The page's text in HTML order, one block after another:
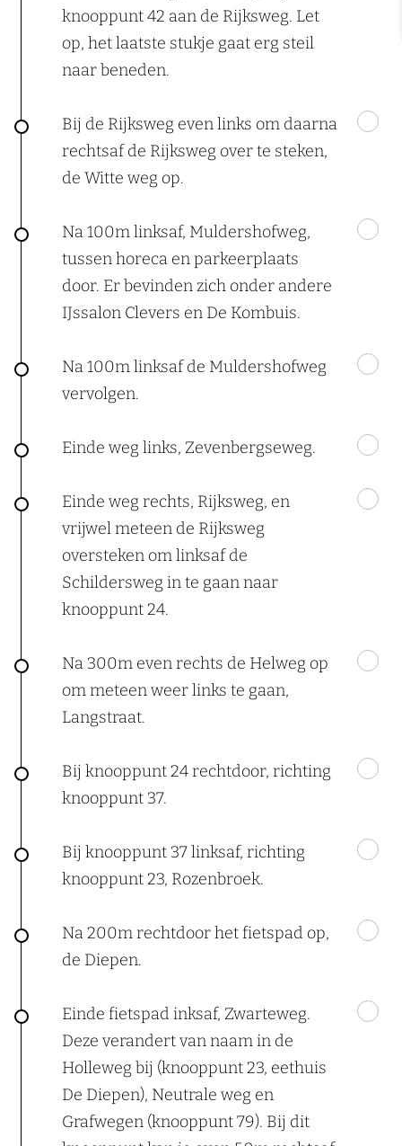
knooppunt 42 aan de Rijksweg. Let
op, het laatste stukje gaat erg steil
naar beneden.
Bij de Rijksweg even links om daarna
rechtsaf de Rijksweg over te steken,
de Witte weg op.
Na 100m linksaf, Muldershofweg,
tussen horeca en parkeerplaats
door. Er bevinden zich onder andere
IJssalon Clevers en De Kombuis.
Na 100m linksaf de Muldershofweg
vervolgen.
Einde weg links, Zevenbergseweg.
Einde weg rechts, Rijksweg, en
vrijwel meteen de Rijksweg
oversteken om linksaf de
Schildersweg in te gaan naar
knooppunt 24.
Na 300m even rechts de Helweg op
om meteen weer links te gaan,
Langstraat.
Bij knooppunt 24 rechtdoor, richting
knooppunt 37.
Bij knooppunt 37 linksaf, richting
knooppunt 23, Rozenbroek.
Na 200m rechtdoor het fietspad op,
de Diepen.
Einde fietspad inksaf, Zwarteweg.
Deze verandert van naam in de
Holleweg bij (knooppunt 23, eethuis
De Diepen), Neutrale weg en
Grafwegen (knooppunt 79). Bij dit